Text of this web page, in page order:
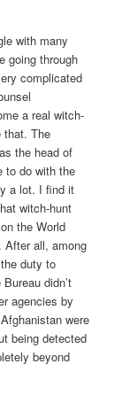
with many
going through
complicated
a real witch-
that. The
the head of
to do with the
a lot. I find it
witch-hunt
the World
After all, among
duty to
didn’t
agencies by
were
being detected
beyond